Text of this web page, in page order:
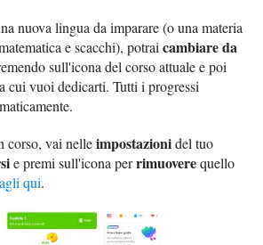
nuova lingua da imparare (o una materia
e scacchi), potraicambiare da
sull'icona del corso attuale e poi
cui vuoi dedicarti. Tutti i progressi
corso, vai nelleimpostazionidel tuo
e premi sull'icona perrimuoverequello
qui.